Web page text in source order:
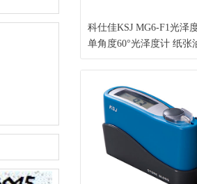
科仕佳KSJ MG6-F1光泽
单角度60°光泽度计 纸张
涂料塑料陶瓷表面光泽测
GB/T9754标准